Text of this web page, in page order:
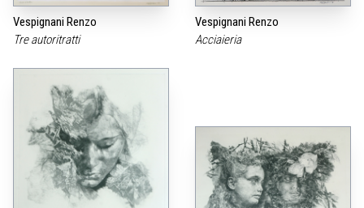
Vespignani Renzo
Tre autoritratti
Vespignani Renzo
Acciaieria